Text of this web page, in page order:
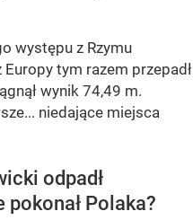
występu z Rzymu
tym razem przepadł
wynik 74,49 m.
niedające miejsca
odpadł
Polaka?